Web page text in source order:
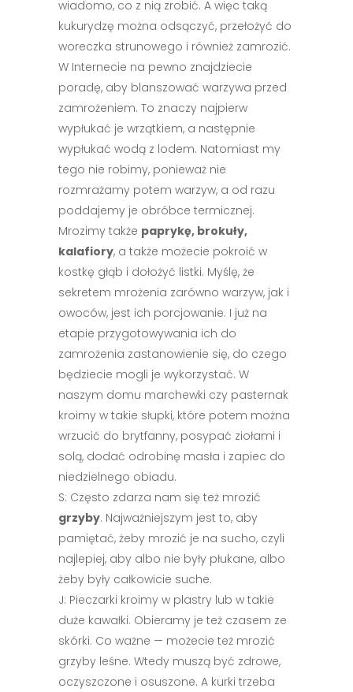
wiadomo, co z nią zrobić. A więc taką
kukurydzę można odsączyć, przełożyć do
woreczka strunowego i również zamrozić.
W Internecie na pewno znajdziecie
poradę, aby blanszować warzywa przed
zamrożeniem. To znaczy najpierw
wypłukać je wrzątkiem, a następnie
wypłukać wodą z lodem. Natomiast my
tego nie robimy, ponieważ nie
rozmrażamy potem warzyw, a od razu
poddajemy je obróbce termicznej.
Mrozimy także paprykę, brokuły,
kalafiory, a także możecie pokroić w
kostkę głąb i dołożyć listki. Myślę, że
sekretem mrożenia zarówno warzyw, jak i
owoców, jest ich porcjowanie. I już na
etapie przygotowywania ich do
zamrożenia zastanowienie się, do czego
będziecie mogli je wykorzystać. W
naszym domu marchewki czy pasternak
kroimy w takie słupki, które potem można
wrzucić do brytfanny, posypać ziołami i
solą, dodać odrobinę masła i zapiec do
niedzielnego obiadu.
S: Często zdarza nam się też mrozić
grzyby. Najważniejszym jest to, aby
pamiętać, żeby mrozić je na sucho, czyli
najlepiej, aby albo nie były płukane, albo
żeby były całkowicie suche.
J: Pieczarki kroimy w plastry lub w takie
duże kawałki. Obieramy je też czasem ze
skórki. Co ważne — możecie też mrozić
grzyby leśne. Wtedy muszą być zdrowe,
oczyszczone i osuszone. A kurki trzeba